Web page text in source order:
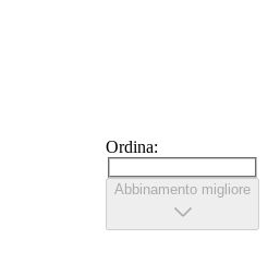
Ordina:
Abbinamento migliore